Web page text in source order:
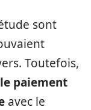
sont
Toutefois,
paiement
avec le